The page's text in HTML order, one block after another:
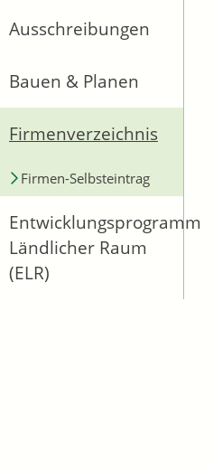
Ausschreibungen
Bauen & Planen
Firmenverzeichnis
Firmen-Selbsteintrag
Entwicklungsprogramm
Ländlicher Raum
(ELR)